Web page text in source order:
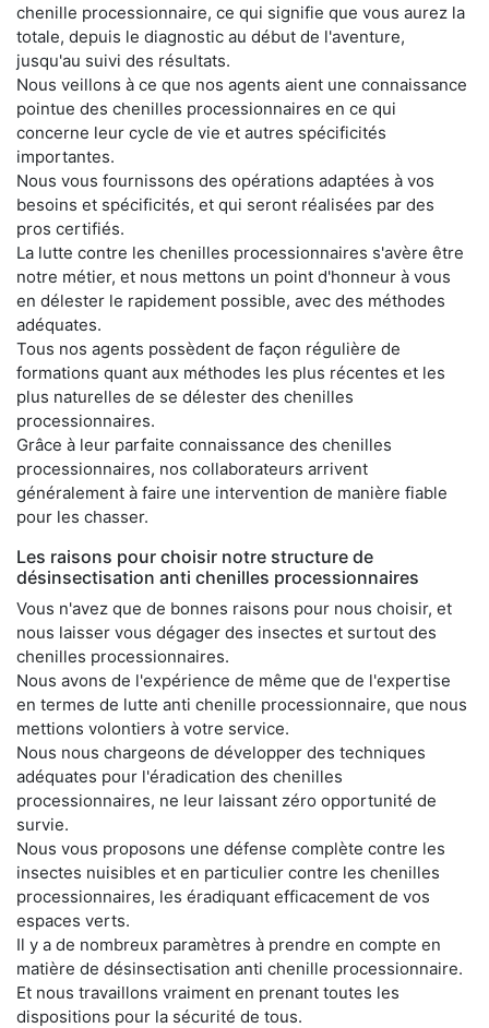
chenille processionnaire, ce qui signifie que vous aurez la
totale, depuis le diagnostic au début de l'aventure,
jusqu'au suivi des résultats.
Nous veillons à ce que nos agents aient une connaissance
pointue des chenilles processionnaires en ce qui
concerne leur cycle de vie et autres spécificités
importantes.
Nous vous fournissons des opérations adaptées à vos
besoins et spécificités, et qui seront réalisées par des
pros certifiés.
La lutte contre les chenilles processionnaires s'avère être
notre métier, et nous mettons un point d'honneur à vous
en délester le rapidement possible, avec des méthodes
adéquates.
Tous nos agents possèdent de façon régulière de
formations quant aux méthodes les plus récentes et les
plus naturelles de se délester des chenilles
processionnaires.
Grâce à leur parfaite connaissance des chenilles
processionnaires, nos collaborateurs arrivent
généralement à faire une intervention de manière fiable
pour les chasser.
Les raisons pour choisir notre structure de
désinsectisation anti chenilles processionnaires
Vous n'avez que de bonnes raisons pour nous choisir, et
nous laisser vous dégager des insectes et surtout des
chenilles processionnaires.
Nous avons de l'expérience de même que de l'expertise
en termes de lutte anti chenille processionnaire, que nous
mettions volontiers à votre service.
Nous nous chargeons de développer des techniques
adéquates pour l'éradication des chenilles
processionnaires, ne leur laissant zéro opportunité de
survie.
Nous vous proposons une défense complète contre les
insectes nuisibles et en particulier contre les chenilles
processionnaires, les éradiquant efficacement de vos
espaces verts.
Il y a de nombreux paramètres à prendre en compte en
matière de désinsectisation anti chenille processionnaire.
Et nous travaillons vraiment en prenant toutes les
dispositions pour la sécurité de tous.